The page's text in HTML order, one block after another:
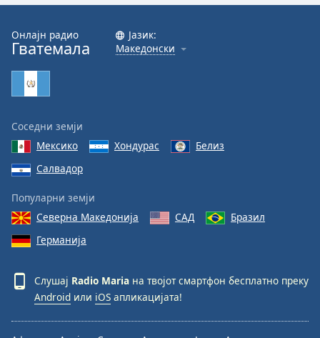
Font
Family
Close
Modal
Dialog
End
dialog
window.
Онлајн радио
Гватемала
Јазик:
Македонски
Соседни земји
Мексико
Хондурас
Белиз
Салвадор
Популарни земји
Северна Македонија
САД
Бразил
Германија
Слушај Radio Maria на твојот смартфон бесплатно преку
Android или iOS апликацијата!